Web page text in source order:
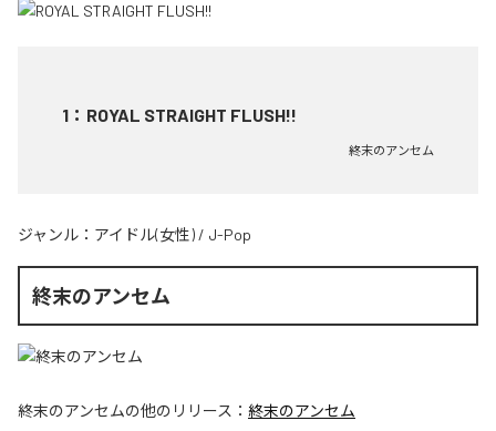
1 ： ROYAL STRAIGHT FLUSH!!
終末のアンセム
ジャンル： アイドル(女性) / J-Pop
終末のアンセム
終末のアンセムの他のリリース： 終末のアンセム